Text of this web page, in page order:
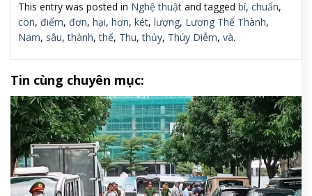
This entry was posted in Nghệ thuật and tagged bí, chuẩn,
con, điểm, đơn, hại, hơn, két, lượng, Lương Thế Thành,
Nam, sâu,thành,thể, Thu,thủy, Thúy Diễm, và.
Tin cùng chuyên mục: